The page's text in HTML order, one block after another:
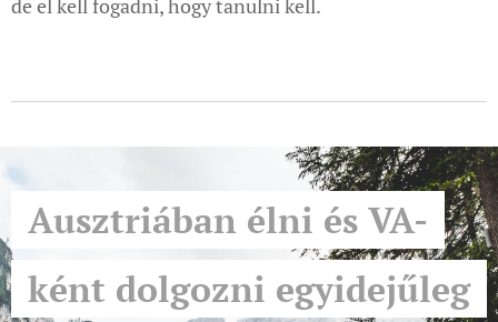
de el kell fogadni, hogy tanulni kell.
Ausztriában élni és VA-
ként dolgozni egyidejűleg